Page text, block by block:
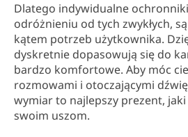
Dlatego indywidualne
odróżnieniu od tych zwykłych,
kątem potrzeb użytkownika.
dyskretnie dopasowują się do
bardzo komfortowe. Aby móc
rozmowami i otoczającymi
wymiar to najlepszy prezent,
swoim uszom.